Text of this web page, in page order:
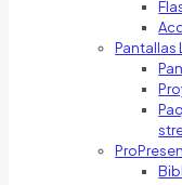
Pantallas